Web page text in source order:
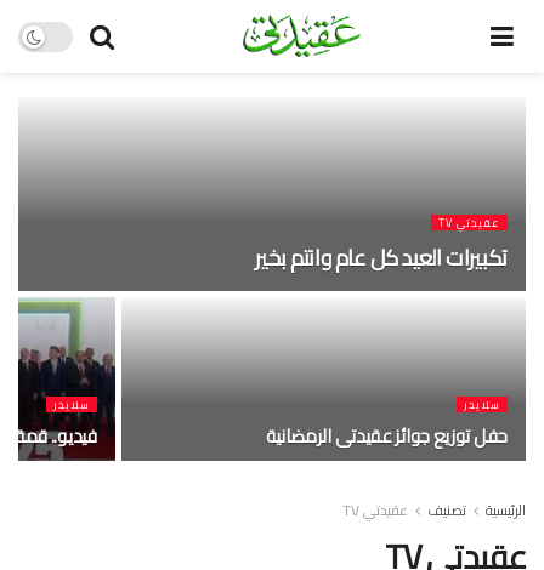
عقيدتي TV
تكبيرات العيد كل عام وانتم بخير
سلايدر
حفل توزيع جوائز عقيدتى الرمضانية
سلايدر
فيديو.. قمة
الرئيسية تصنيف عقيدتي TV
عقيدتي TV